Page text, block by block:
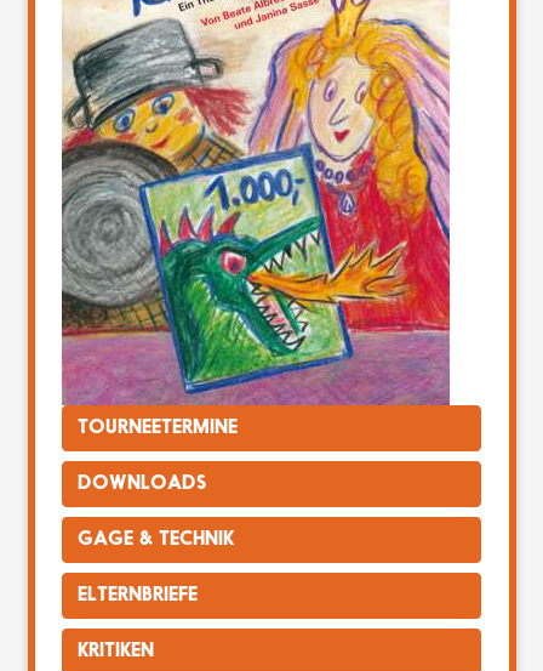
TOURNEETERMINE
DOWNLOADS
GAGE & TECHNIK
ELTERNBRIEFE
KRITIKEN